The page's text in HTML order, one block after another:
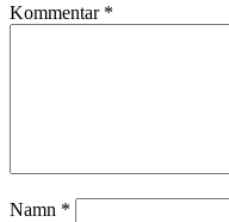
Kommentar *
Namn *